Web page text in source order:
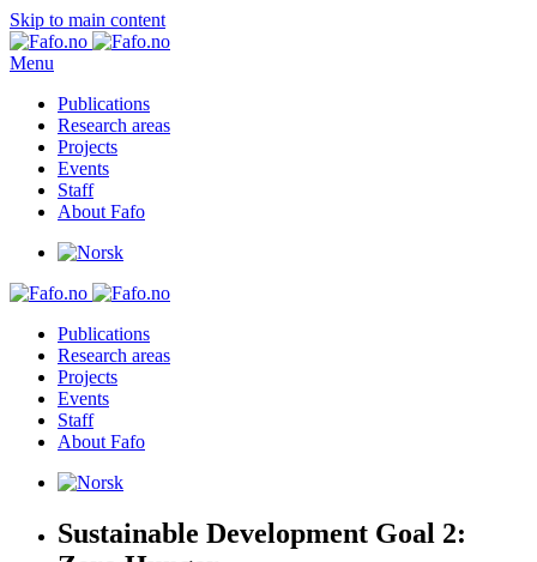
Skip to main content
Menu
Publications
Research areas
Projects
Events
Staff
About Fafo
Publications
Research areas
Projects
Events
Staff
About Fafo
Sustainable Development Goal 2: